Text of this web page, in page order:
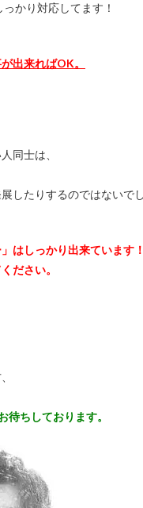
かり対応してます！
出来ればOK。
同士は、
したりするのではないでし
はしっかり出来ています！
ださい。
待ちしております。